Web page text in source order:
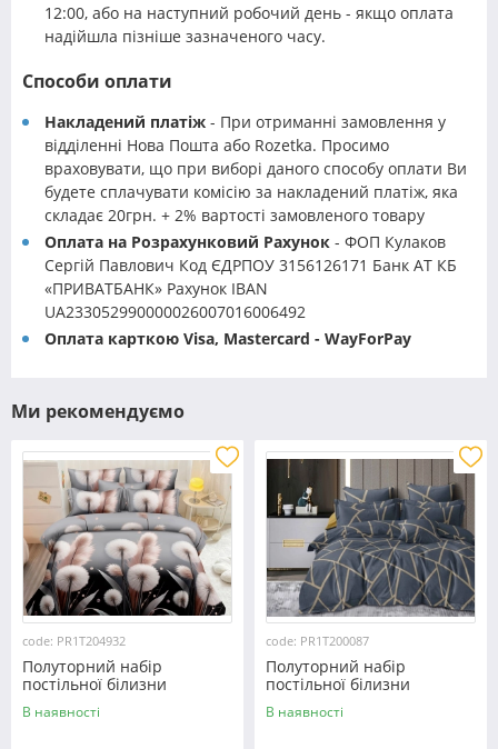
12:00, або на наступний робочий день - якщо оплата
надійшла пізніше зазначеного часу.
Способи оплати
Накладений платіж - При отриманні замовлення у
відділенні Нова Пошта або Rozetka. Просимо
враховувати, що при виборі даного способу оплати Ви
будете сплачувати комісію за накладений платіж, яка
складає 20грн. + 2% вартості замовленого товару
Оплата на Розрахунковий Рахунок - ФОП Кулаков
Сергій Павлович Код ЄДРПОУ 3156126171 Банк АТ КБ
«ПРИВАТБАНК» Рахунок IBAN
UA233052990000026007016006492
Оплата карткою Visa, Mastercard - WayForPay
Ми рекомендуємо
code: PR1T204932
Полуторний набір
постільної білизни
150*220 із полікотону
№204932 Черешенька™
В наявності
code: PR1T200087
Полуторний набір
постільної білизни
150*220 із полікотону
№200087 Черешенька™
В наявності